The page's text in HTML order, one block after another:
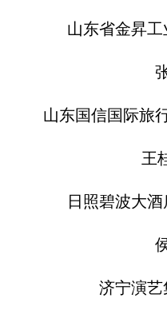
山东省金昇
山东国信国际旅
王
日照碧波大
济宁演艺